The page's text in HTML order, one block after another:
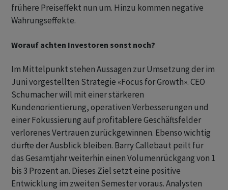
frühere Preiseffekt nun um. Hinzu kommen negative
Währungseffekte.
Worauf achten Investoren sonst noch?
Im Mittelpunkt stehen Aussagen zur Umsetzung der im
Juni vorgestellten Strategie «Focus for Growth». CEO
Schumacher will mit einer stärkeren
Kundenorientierung, operativen Verbesserungen und
einer Fokussierung auf profitablere Geschäftsfelder
verlorenes Vertrauen zurückgewinnen. Ebenso wichtig
dürfte der Ausblick bleiben. Barry Callebaut peilt für
das Gesamtjahr weiterhin einen Volumenrückgang von 1
bis 3 Prozent an. Dieses Ziel setzt eine positive
Entwicklung im zweiten Semester voraus. Analysten